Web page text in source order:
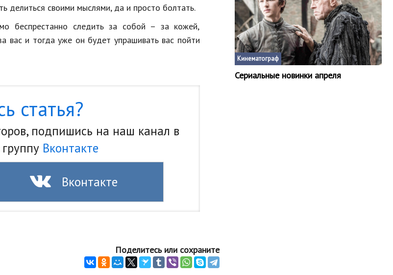
делиться своими мыслями, да и просто болтать.
беспрестанно следить за собой – за кожей,
и тогда уже он будет упрашивать вас пойти
статья?
подпишись на наш канал в
Вконтакте
Вконтакте
Поделитесь или сохраните
Кинематограф
Сериальные новинки апреля